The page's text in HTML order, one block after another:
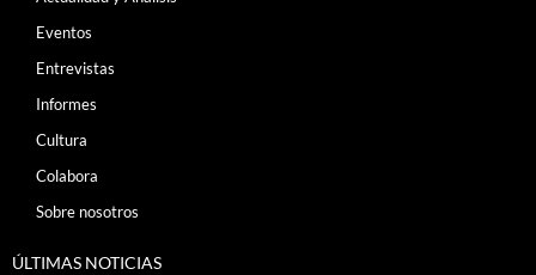
Eventos
Entrevistas
Informes
Cultura
Colabora
Sobre nosotros
ÚLTIMAS NOTICIAS